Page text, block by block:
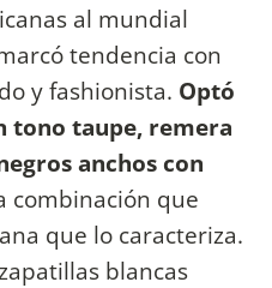
al mundial
tendencia con
y fashionista. Optó
tono taupe, remera
anchos con
combinación que
que lo caracteriza.
blancas